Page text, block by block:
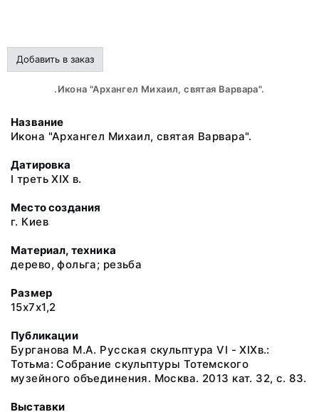
Добавить в заказ
.Икона "Архангел Михаил, святая Варвара".
Название
Икона "Архангел Михаил, святая Варвара".
Датировка
I треть XIX в.
Место создания
г. Киев
Материал, техника
дерево, фольга; резьба
Размер
15х7х1,2
Публикации
Бурганова М.А. Русская скульптура VI - XIXв.:
Тотьма: Собрание скульптуры Тотемского
музейного объединения. Москва. 2013 кат. 32, с. 83.
Выставки